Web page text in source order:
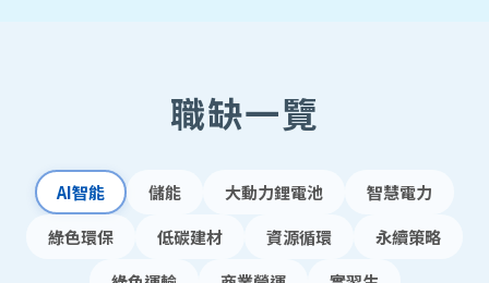
職缺一覽
AI智能 儲能 大動力鋰電池
智慧電力
綠色環保
低碳建材 資源循環
永續策略